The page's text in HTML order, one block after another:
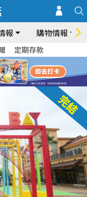
報 購物情報
定期存款